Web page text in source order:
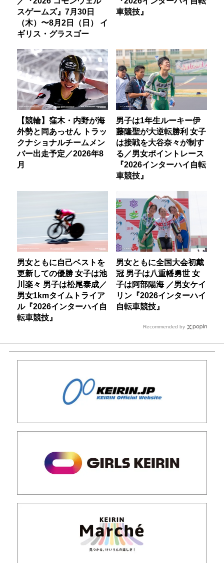
スゲームズ』7月30日
（木）〜8月2日（日） イ
ギリス・グラスゴー
車競技』
【競輪】窪木・内野が海
外勢と同あっせん トラッ
クナショナルチームメン
バー出走予定／2026年8
月
男子は1年生ルーキー伊
藤隆聖が大逆転勝利 女子
は接戦を大谷奈々が制す
る／男女ポイントレース
『2026インターハイ自転
車競技』
男女ともに自己ベストを
更新しての優勝 女子は池
川楽々 男子は松尾泰成／
男女1kmタイムトライア
ル『2026インターハイ自
転車競技』
男女ともに全国大会初戴
冠 男子は八重幡勇世 女
子は阿部陽海 ／男女ケイ
リン『2026インターハイ
自転車競技』
Recommended by